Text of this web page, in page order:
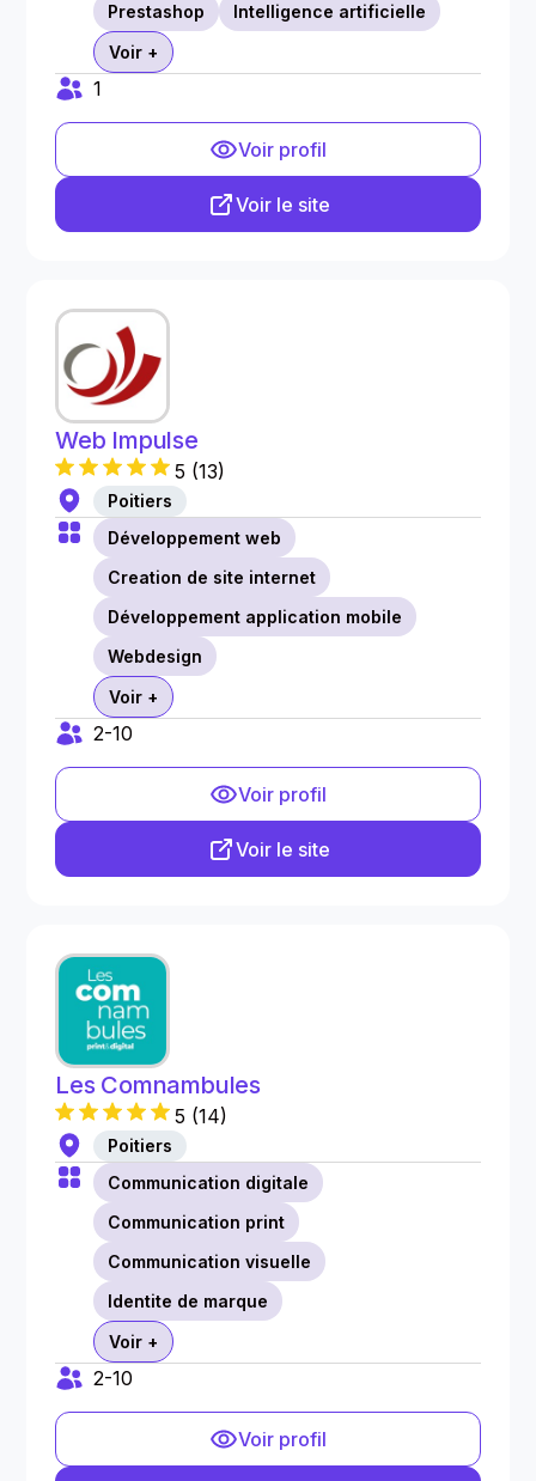
Prestashop
Intelligence artificielle
Voir +
1
Voir profil
Voir le site
Web Impulse
5 (13)
Poitiers
Développement web
Creation de site internet
Développement application mobile
Webdesign
Voir +
2-10
Voir profil
Voir le site
Les Comnambules
5 (14)
Poitiers
Communication digitale
Communication print
Communication visuelle
Identite de marque
Voir +
2-10
Voir profil